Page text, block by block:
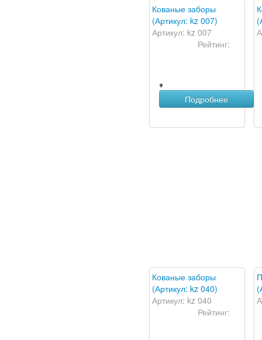
Кованые заборы
(Артикул: kz 007)
Артикул: kz 007
Рейтинг:
♦
Подробнее
Кованые заборы
(Артикул: kz 040)
Артикул: kz 040
Рейтинг: